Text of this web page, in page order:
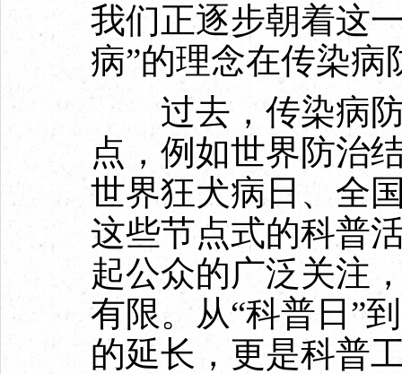
我们正逐步朝着这
病”的理念在传染
过去，传染病防
点，例如世界防治
世界狂犬病日、全
这些节点式的科普
起公众的广泛关注
有限。从“科普日”
的延长，更是科普